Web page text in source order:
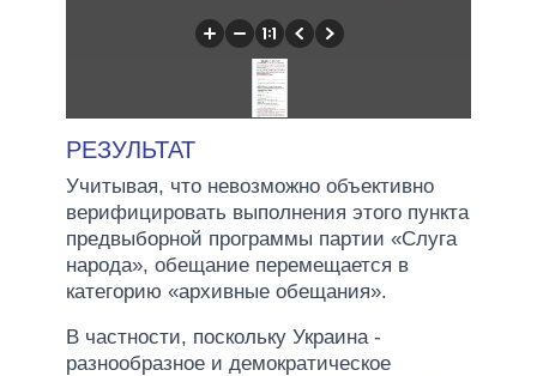
РЕЗУЛЬТАТ
Учитывая, что невозможно объективно
верифицировать выполнения этого пункта
предвыборной программы партии «Слуга
народа», обещание перемещается в
категорию «архивные обещания».
В частности, поскольку Украина -
разнообразное и демократическое